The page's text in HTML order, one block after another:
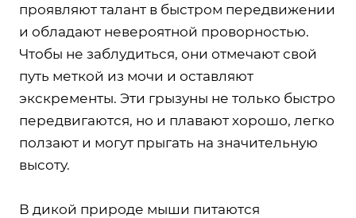
проявляют талант в быстром передвижении
и обладают невероятной проворностью.
Чтобы не заблудиться, они отмечают свой
путь меткой из мочи и оставляют
экскременты. Эти грызуны не только быстро
передвигаются, но и плавают хорошо, легко
ползают и могут прыгать на значительную
высоту.
В дикой природе мыши питаются